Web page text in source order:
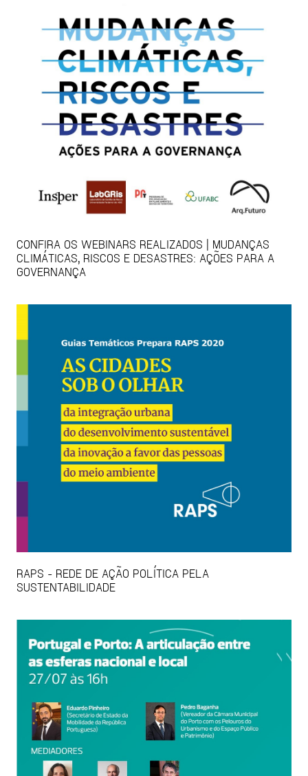
CONFIRA OS WEBINARS REALIZADOS | MUDANÇAS
CLIMÁTICAS, RISCOS E DESASTRES: AÇÕES PARA A
GOVERNANÇA
RAPS - REDE DE AÇÃO POLÍTICA PELA
SUSTENTABILIDADE